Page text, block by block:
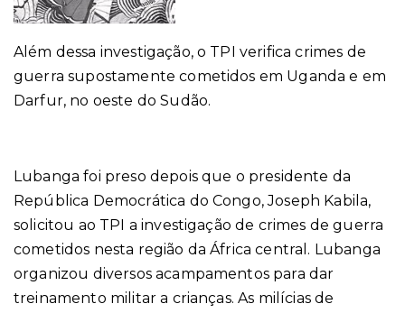
Além dessa investigação, o TPI verifica crimes de
guerra supostamente cometidos em Uganda e em
Darfur, no oeste do Sudão.
Lubanga foi preso depois que o presidente da
República Democrática do Congo, Joseph Kabila,
solicitou ao TPI a investigação de crimes de guerra
cometidos nesta região da África central. Lubanga
organizou diversos acampamentos para dar
treinamento militar a crianças. As milícias de